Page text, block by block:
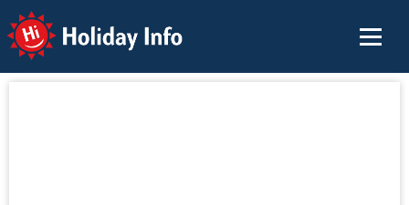
Holiday Info